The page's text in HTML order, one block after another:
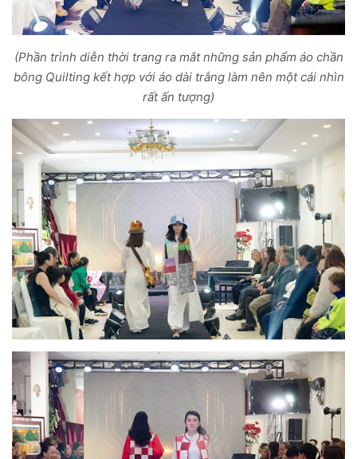
(Phần trình diễn thời trang ra mắt những sản phẩm áo chần
bông Quilting kết hợp với áo dài trắng làm nên một cái nhìn
rất ấn tượng)